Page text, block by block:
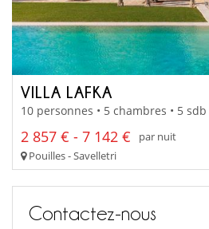
VILLA LAFKA
10 personnes • 5 chambres • 5 sdb
2 857 € - 7 142 €
par nuit
Pouilles - Savelletri
Contactez-nous